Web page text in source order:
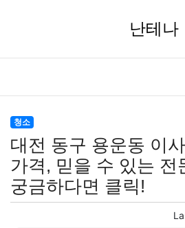
난테나
청소
대전 동구 용운동 이
가격, 믿을 수 있는 전
궁금하다면 클릭!